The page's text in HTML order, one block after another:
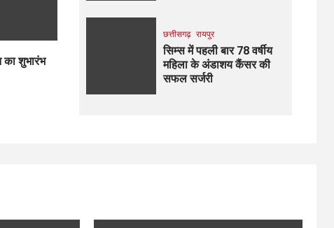
का शुभारंभ
छत्तीसगढ़ रायपुर
सिम्स में पहली बार 78 वर्षीय
महिला के अंडाशय कैंसर की
सफल सर्जरी